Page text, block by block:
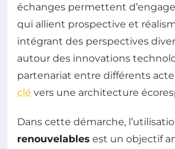
échanges permettent
qui allient prospective et
intégrant des perspectives
autour des innovations
partenariat entre différents
clé vers une architecture
Dans cette démarche,
renouvelables est un objectif